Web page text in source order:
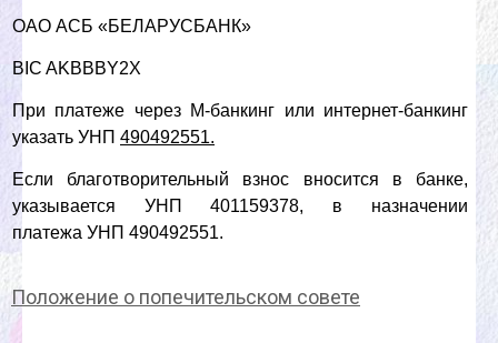
ОАО АСБ «БЕЛАРУСБАНК»
BIC AKBBBY2Х
При платеже через М-банкинг или интернет-банкинг
указать УНП 490492551.
Если благотворительный взнос вносится в банке,
указывается УНП 401159378, в назначении
платежа УНП 490492551.
Положение о попечительском совете